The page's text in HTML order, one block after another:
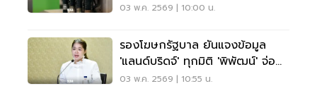
03 พ.ค. 2569 | 10:00 น.
รองโฆษกรัฐบาล ยันแจงข้อมูล
'แลนด์บริดจ์' ทุกมิติ 'พิพัฒน์' จ่อ
ลงพื้นที่ 8 พ.ค.นี้
03 พ.ค. 2569 | 10:55 น.